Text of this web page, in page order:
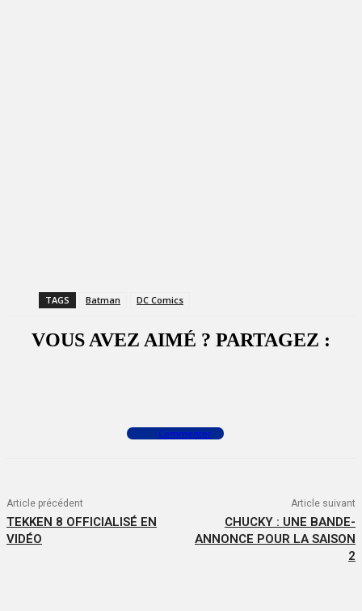
TAGS Batman DC Comics
VOUS AVEZ AIMÉ ? PARTAGEZ :
Commenter
Article précédent
TEKKEN 8 OFFICIALISÉ EN
VIDÉO
Article suivant
CHUCKY : UNE BANDE-
ANNONCE POUR LA SAISON
2